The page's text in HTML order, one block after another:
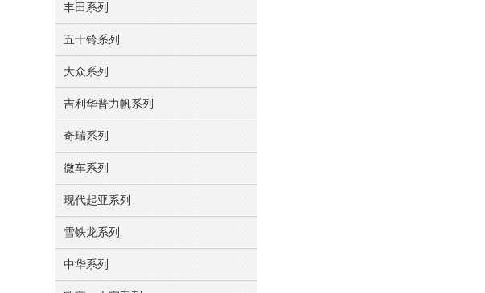
丰田系列
五十铃系列
大众系列
吉利华普力帆系列
奇瑞系列
微车系列
现代起亚系列
雪铁龙系列
中华系列